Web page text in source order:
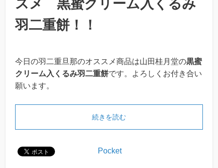
スメ 黒蜜クリーム入くるみ
羽二重餅！！
今日の羽二重旦那のオススメ商品は山田桂月堂の黒蜜
クリーム入くるみ羽二重餅です。よろしくお付き合い
願います。
続きを読む
Pocket